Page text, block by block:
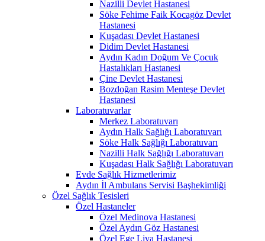
Nazilli Devlet Hastanesi
Söke Fehime Faik Kocagöz Devlet
Hastanesi
Kuşadası Devlet Hastanesi
Didim Devlet Hastanesi
Aydın Kadın Doğum Ve Çocuk
Hastalıkları Hastanesi
Çine Devlet Hastanesi
Bozdoğan Rasim Menteşe Devlet
Hastanesi
Laboratuvarlar
Merkez Laboratuvarı
Aydın Halk Sağlığı Laboratuvarı
Söke Halk Sağlığı Laboratuvarı
Nazilli Halk Sağlığı Laboratuvarı
Kuşadası Halk Sağlığı Laboratuvarı
Evde Sağlık Hizmetlerimiz
Aydın İl Ambulans Servisi Başhekimliği
Özel Sağlık Tesisleri
Özel Hastaneler
Özel Medinova Hastanesi
Özel Aydın Göz Hastanesi
Özel Ege Liva Hastanesi